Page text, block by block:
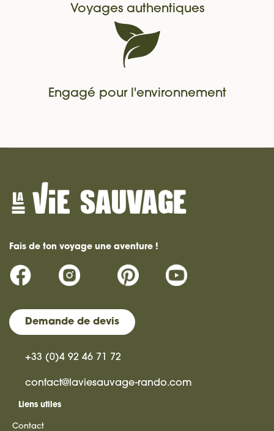
Voyages authentiques
Engagé pour l'environnement
Fais de ton voyage une aventure !
Demande de devis
+33 (0)4 92 46 71 72
contact@laviesauvage-rando.com
Liens utiles
Contact